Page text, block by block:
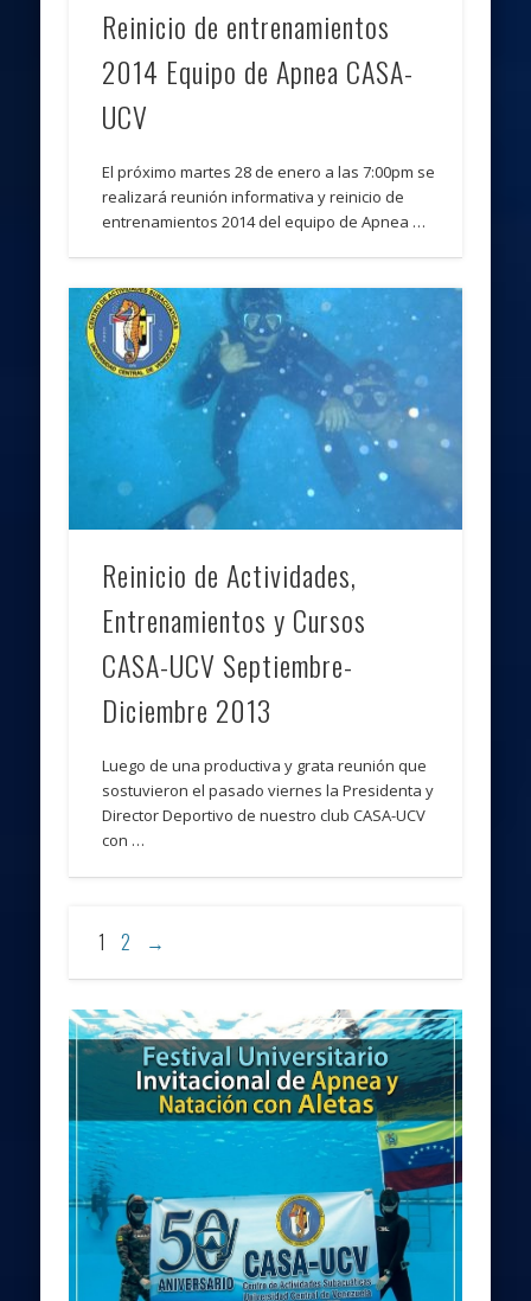
Reinicio de entrenamientos
2014 Equipo de Apnea CASA-
UCV
El próximo martes 28 de enero a las 7:00pm se
realizará reunión informativa y reinicio de
entrenamientos 2014 del equipo de Apnea …
Reinicio de Actividades,
Entrenamientos y Cursos
CASA-UCV Septiembre-
Diciembre 2013
Luego de una productiva y grata reunión que
sostuvieron el pasado viernes la Presidenta y
Director Deportivo de nuestro club CASA-UCV
con …
1 2 →